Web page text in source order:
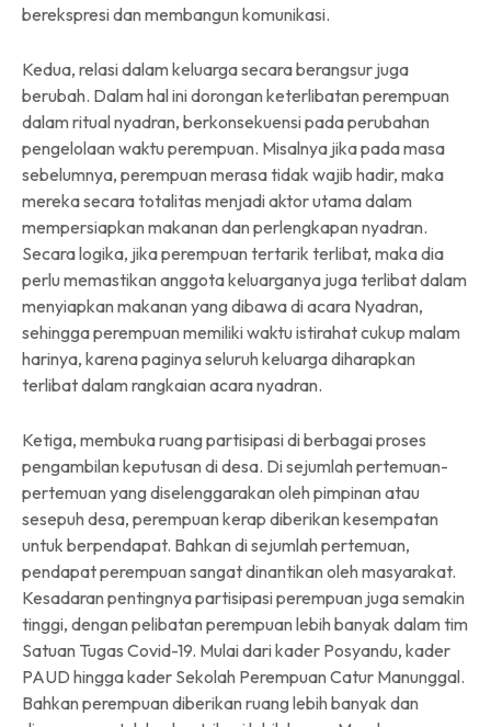
berekspresi dan membangun komunikasi.
Kedua, relasi dalam keluarga secara berangsur juga
berubah. Dalam hal ini dorongan keterlibatan perempuan
dalam ritual nyadran, berkonsekuensi pada perubahan
pengelolaan waktu perempuan. Misalnya jika pada masa
sebelumnya, perempuan merasa tidak wajib hadir, maka
mereka secara totalitas menjadi aktor utama dalam
mempersiapkan makanan dan perlengkapan nyadran.
Secara logika, jika perempuan tertarik terlibat, maka dia
perlu memastikan anggota keluarganya juga terlibat dalam
menyiapkan makanan yang dibawa di acara Nyadran,
sehingga perempuan memiliki waktu istirahat cukup malam
harinya, karena paginya seluruh keluarga diharapkan
terlibat dalam rangkaian acara nyadran.
Ketiga, membuka ruang partisipasi di berbagai proses
pengambilan keputusan di desa. Di sejumlah pertemuan-
pertemuan yang diselenggarakan oleh pimpinan atau
sesepuh desa, perempuan kerap diberikan kesempatan
untuk berpendapat. Bahkan di sejumlah pertemuan,
pendapat perempuan sangat dinantikan oleh masyarakat.
Kesadaran pentingnya partisipasi perempuan juga semakin
tinggi, dengan pelibatan perempuan lebih banyak dalam tim
Satuan Tugas Covid-19. Mulai dari kader Posyandu, kader
PAUD hingga kader Sekolah Perempuan Catur Manunggal.
Bahkan perempuan diberikan ruang lebih banyak dan